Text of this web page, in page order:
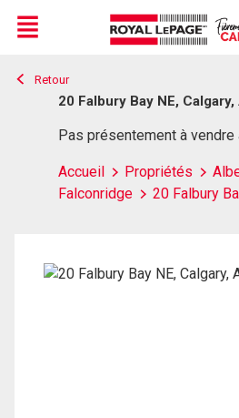
Live
En Direct
Menu
Retour
20 Falbury Bay NE, Calgary,
Pas présentement à vendre
Accueil Propriétés
Falconridge
20 Falbury